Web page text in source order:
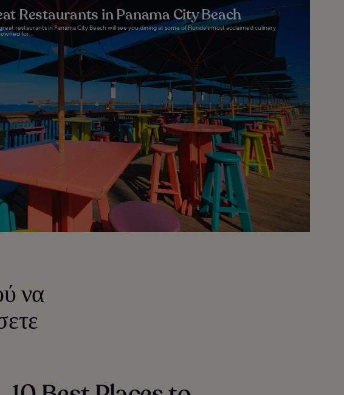
Restaurants in Panama City Beach
restaurants in Panama City Beach will see you dining at some of Florida’s most acclaimed culinary
for...
να